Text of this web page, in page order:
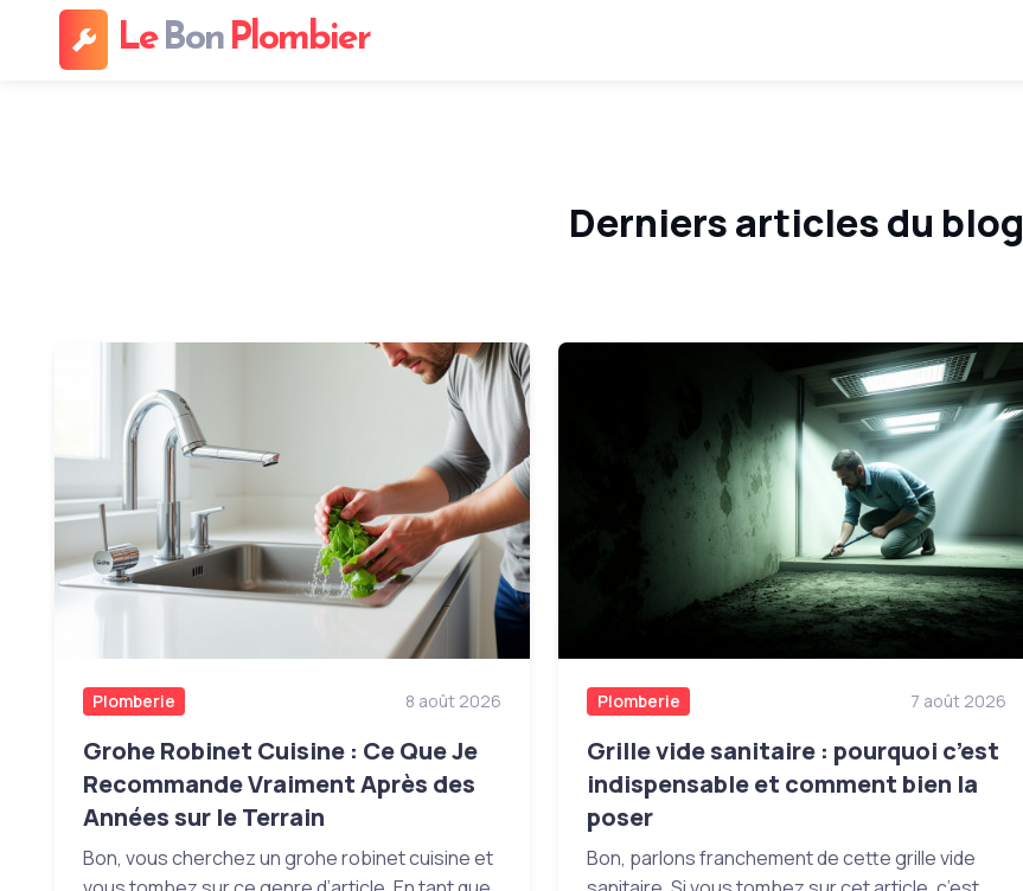
Le Bon Plombier
Derniers articles du blog
Plomberie 8 août 2026
Grohe Robinet Cuisine : Ce Que Je
Recommande Vraiment Après des
Années sur le Terrain
Bon, vous cherchez un grohe robinet cuisine et
Plomberie 7 août 2026
Grille vide sanitaire : pourquoi c’est
indispensable et comment bien la
poser
Bon, parlons franchement de cette grille vide